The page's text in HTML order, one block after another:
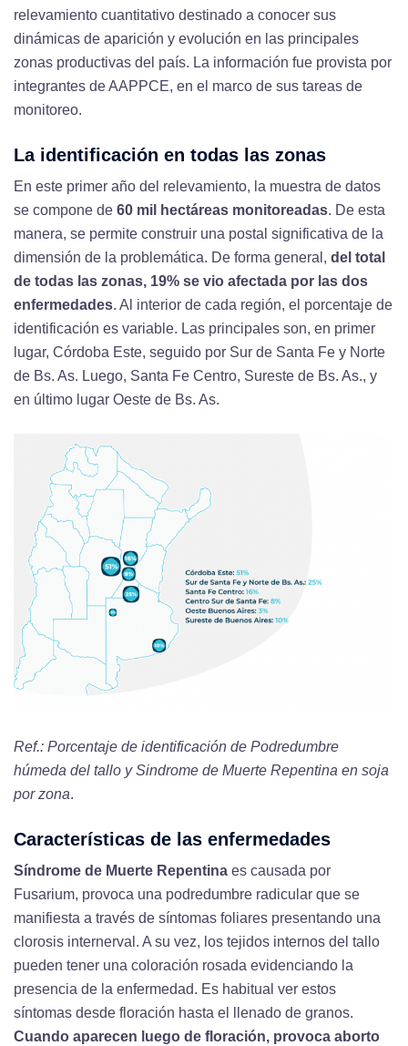
relevamiento cuantitativo destinado a conocer sus
dinámicas de aparición y evolución en las principales
zonas productivas del país. La información fue provista por
integrantes de AAPPCE, en el marco de sus tareas de
monitoreo.
La identificación en todas las zonas
En este primer año del relevamiento, la muestra de datos
se compone de 60 mil hectáreas monitoreadas. De esta
manera, se permite construir una postal significativa de la
dimensión de la problemática. De forma general, del total
de todas las zonas, 19% se vio afectada por las dos
enfermedades. Al interior de cada región, el porcentaje de
identificación es variable. Las principales son, en primer
lugar, Córdoba Este, seguido por Sur de Santa Fe y Norte
de Bs. As. Luego, Santa Fe Centro, Sureste de Bs. As., y
en último lugar Oeste de Bs. As.
Ref.: Porcentaje de identificación de Podredumbre
húmeda del tallo y Sindrome de Muerte Repentina en soja
por zona.
Características de las enfermedades
Síndrome de Muerte Repentina es causada por
Fusarium, provoca una podredumbre radicular que se
manifiesta a través de síntomas foliares presentando una
clorosis internerval. A su vez, los tejidos internos del tallo
pueden tener una coloración rosada evidenciando la
presencia de la enfermedad. Es habitual ver estos
síntomas desde floración hasta el llenado de granos.
Cuando aparecen luego de floración, provoca aborto